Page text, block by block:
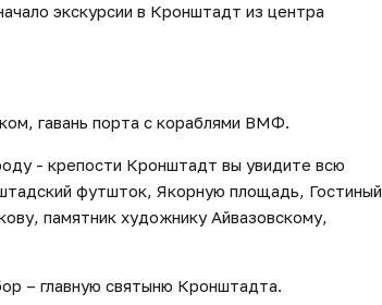
экскурсии в Кронштадт из центра
гавань порта с кораблями ВМФ.
- крепости Кронштадт вы увидите всю
футшток, Якорную площадь, Гостиный
памятник художнику Айвазовскому,
– главную святыню Кронштадта.